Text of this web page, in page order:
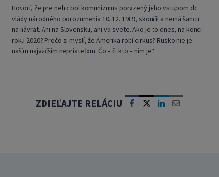
Hovorí, že pre neho bol komunizmus porazený jeho vstupom do
vlády národného porozumenia 10. 12. 1989, skončil a nemá šancu
na návrat. Ani na Slovensku, ani vo svete. Ako je to dnes, na konci
roku 2020? Prečo si myslí, že Amerika robí cirkus? Rusko nie je
naším najväčším nepriateľom. Čo – či kto – ním je?
ZDIEĽAJTE RELÁCIU